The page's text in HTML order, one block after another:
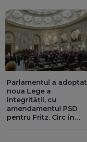
Parlamentul a adoptat
noua Lege a
integrității, cu
amendamentul PSD
pentru Fritz. Circ în